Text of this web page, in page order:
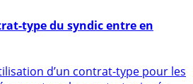
type du syndic entre en